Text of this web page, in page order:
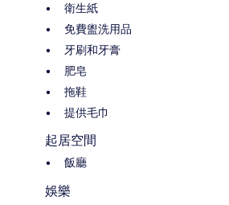
衛生紙
免費盥洗用品
牙刷和牙膏
肥皂
拖鞋
提供毛巾
起居空間
飯廳
娛樂